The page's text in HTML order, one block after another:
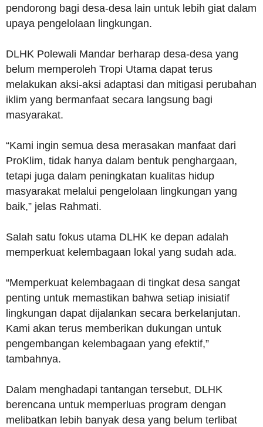
pendorong bagi desa-desa lain untuk lebih giat dalam
upaya pengelolaan lingkungan.
DLHK Polewali Mandar berharap desa-desa yang
belum memperoleh Tropi Utama dapat terus
melakukan aksi-aksi adaptasi dan mitigasi perubahan
iklim yang bermanfaat secara langsung bagi
masyarakat.
“Kami ingin semua desa merasakan manfaat dari
ProKlim, tidak hanya dalam bentuk penghargaan,
tetapi juga dalam peningkatan kualitas hidup
masyarakat melalui pengelolaan lingkungan yang
baik,” jelas Rahmati.
Salah satu fokus utama DLHK ke depan adalah
memperkuat kelembagaan lokal yang sudah ada.
“Memperkuat kelembagaan di tingkat desa sangat
penting untuk memastikan bahwa setiap inisiatif
lingkungan dapat dijalankan secara berkelanjutan.
Kami akan terus memberikan dukungan untuk
pengembangan kelembagaan yang efektif,”
tambahnya.
Dalam menghadapi tantangan tersebut, DLHK
berencana untuk memperluas program dengan
melibatkan lebih banyak desa yang belum terlibat